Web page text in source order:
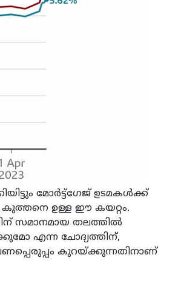
മോർട്ട്ഗേജ് ഉടമകൾക്ക്
കുത്തനെ ഉള്ള ഈ കയറ്റം.
സമാനമായ തലത്തിൽ
എന്ന ചോദ്യത്തിന്,
കുറയ്ക്കുന്നതിനാണ്